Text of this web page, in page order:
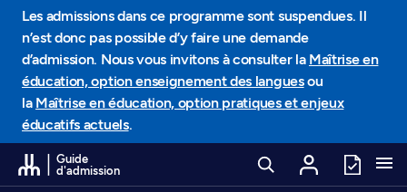
Les admissions dans ce programme sont suspendues. Il
n’est donc pas possible d’y faire une demande
d’admission. Nous vous invitons à consulter la Maîtrise en
éducation, option enseignement des languesou
la Maîtrise en éducation, option pratiques et enjeux
éducatifs actuels.
Passer au contenu
Guide
d'admission